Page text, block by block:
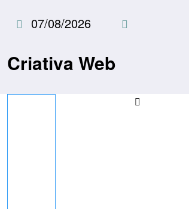
para
07/08/2026
Criativa Web